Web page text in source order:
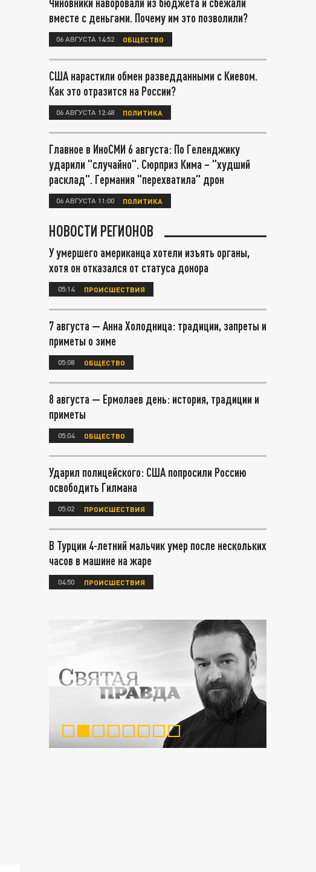
вместе с деньгами. Почему им это позволили?
06 АВГУСТА 14:52 ОБЩЕСТВО
США нарастили обмен разведданными с Киевом.
Как это отразится на России?
06 АВГУСТА 12:48 ПОЛИТИКА
Главное в ИноСМИ 6 августа: По Геленджику
ударили "случайно". Сюрприз Кима – "худший
расклад". Германия "перехватила" дрон
06 АВГУСТА 11:00 ПОЛИТИКА
НОВОСТИ РЕГИОНОВ
У умершего американца хотели изъять органы,
хотя он отказался от статуса донора
05:14 ПРОИСШЕСТВИЯ
7 августа — Анна Холодница: традиции, запреты и
приметы о зиме
05:08 ОБЩЕСТВО
8 августа — Ермолаев день: история, традиции и
приметы
05:04 ОБЩЕСТВО
Ударил полицейского: США попросили Россию
освободить Гилмана
05:02 ПРОИСШЕСТВИЯ
В Турции 4-летний мальчик умер после нескольких
часов в машине на жаре
04:50 ПРОИСШЕСТВИЯ